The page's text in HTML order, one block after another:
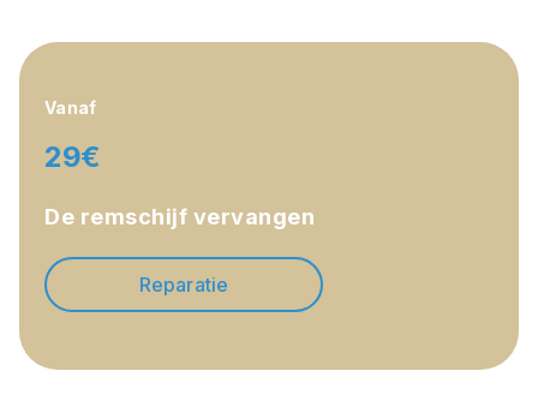
Vanaf
29€
De remschijf vervangen
Reparatie